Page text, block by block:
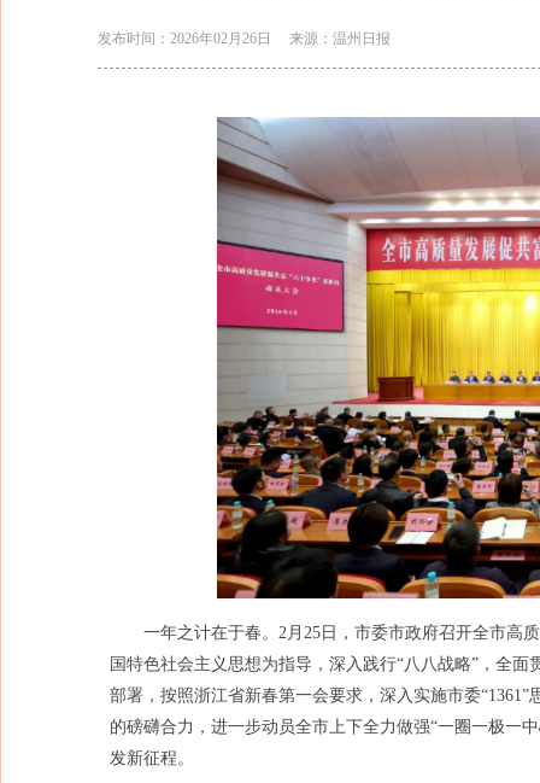
发布时间：2026年02月26日 来源：温州日报
一年之计在于春。2月25日，市委市政府召开全市高
国特色社会主义思想为指导，深入践行“八八战略”，全
部署，按照浙江省新春第一会要求，深入实施市委
的磅礴合力，进一步动员全市上下全力做强“一圈一极一
发新征程。